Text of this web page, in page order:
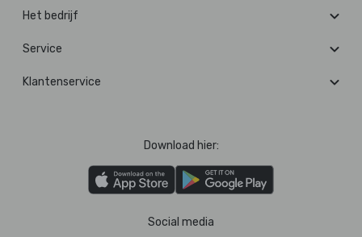
Het bedrijf
Service
Klantenservice
Download hier:
Social media